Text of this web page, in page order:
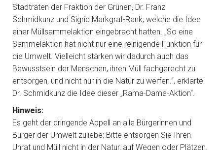
Stadträten der Fraktion der Grünen, Dr. Franz
Schmidkunz und Sigrid Markgraf-Rank, welche die Idee
einer Müllsammelaktion eingebracht hatten. „So eine
Sammelaktion hat nicht nur eine reinigende Funktion für
die Umwelt. Vielleicht stärken wir dadurch auch das
Bewusstsein der Menschen, ihren Müll fachgerecht zu
entsorgen, und nicht nur in die Natur zu werfen.“, erklärte
Dr. Schmidkunz die Idee dieser „Rama-Dama-Aktion“.
Hinweis:
Es geht der dringende Appell an alle Bürgerinnen und
Bürger der Umwelt zuliebe: Bitte entsorgen Sie Ihren
Unrat und Müll nicht in der Natur, auf Wegen oder Plätzen.